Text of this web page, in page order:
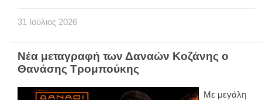
31 Ιούλιος 2026
Νέα μεταγραφή των Δαναών Κοζάνης ο
Θανάσης Τρομπούκης
Με μεγάλη